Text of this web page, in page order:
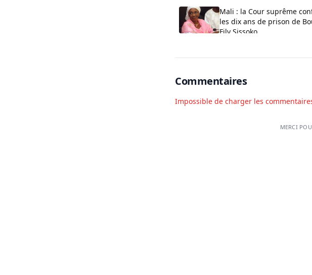
Mali : la Cour suprême
les dix ans de prison de
Fily Sissoko
Commentaires
Impossible de charger les
MERCI